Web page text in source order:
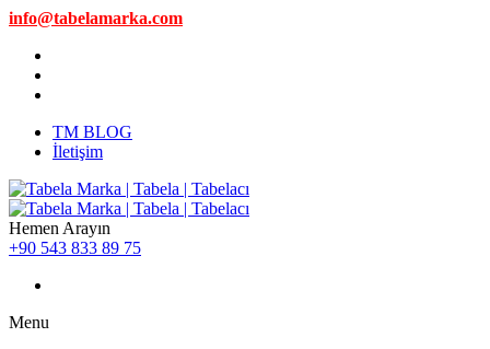
info@tabelamarka.com
TM BLOG
İletişim
Hemen Arayın
+90 543 833 89 75
Menu